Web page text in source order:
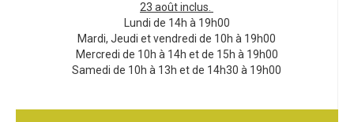
23 août inclus.
Lundi de 14h à 19h00
Mardi, Jeudi et vendredi de 10h à 19h00
Mercredi de 10h à 14h et de 15h à 19h00
Samedi de 10h à 13h et de 14h30 à 19h00